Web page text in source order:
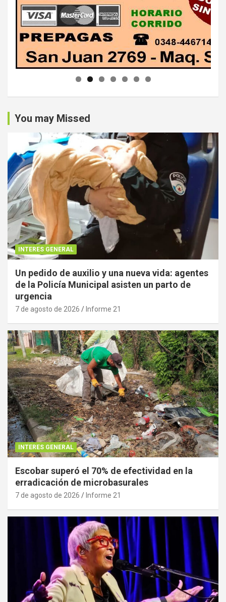
You may Missed
INTERES GENERAL
Un pedido de auxilio y una nueva vida: agentes
de la Policía Municipal asisten un parto de
urgencia
7 de agosto de 2026 Informe 21
INTERES GENERAL
Escobar superó el 70% de efectividad en la
erradicación de microbasurales
7 de agosto de 2026 Informe 21